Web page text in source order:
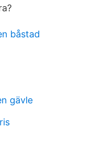
båstad
gävle